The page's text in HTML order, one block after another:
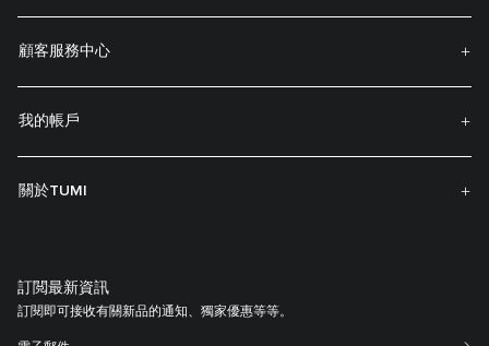
顧客服務中心
我的帳戶
關於TUMI
訂閲最新資訊
訂閱即可接收有關新品的通知、獨家優惠等等。